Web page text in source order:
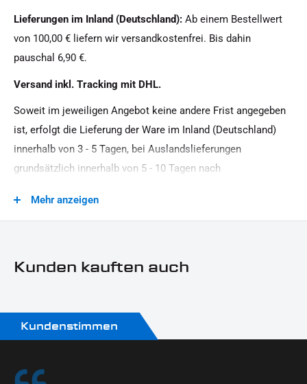
Motorradmarke:
Produkttyp:
Cover
Lieferungen im Inland (Deutschland): Ab einem Bestellwert
von 100,00 € liefern wir versandkostenfrei. Bis dahin
pauschal 6,90 €.
Versand inkl. Tracking mit DHL.
Soweit im jeweiligen Angebot keine andere Frist angegeben
ist, erfolgt die Lieferung der Ware im Inland (Deutschland)
innerhalb von 3 - 5 Tagen, bei Auslandslieferungen
grundsätzlich innerhalb von 5 - 10 Tagen nach
Zeitpunkt Ihrer Zahlungsanweisung).Beachten Sie, dass an
Mehr anzeigen
Kunden kauften auch
Kundenstimmen